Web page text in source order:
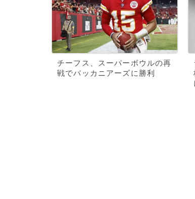
チーフス、スーパーボウルの再
戦でバッカニアーズに勝利